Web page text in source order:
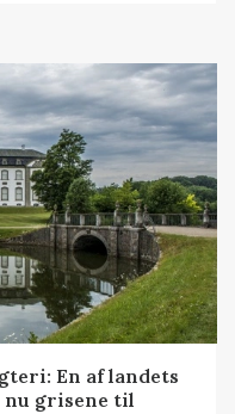
En af landets
grisene til